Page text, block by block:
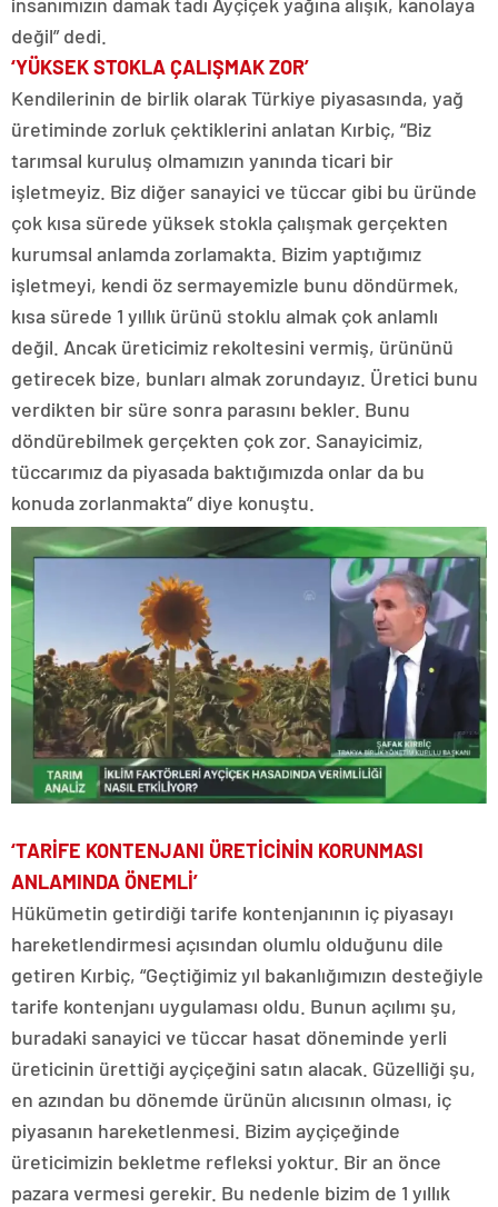
değil” dedi.
‘YÜKSEK STOKLA ÇALIŞMAK ZOR’
Kendilerinin de birlik olarak Türkiye piyasasında, yağ
üretiminde zorluk çektiklerini anlatan Kırbiç, “Biz
tarımsal kuruluş olmamızın yanında ticari bir
işletmeyiz. Biz diğer sanayici ve tüccar gibi bu üründe
çok kısa sürede yüksek stokla çalışmak gerçekten
kurumsal anlamda zorlamakta. Bizim yaptığımız
işletmeyi, kendi öz sermayemizle bunu döndürmek,
kısa sürede 1 yıllık ürünü stoklu almak çok anlamlı
değil. Ancak üreticimiz rekoltesini vermiş, ürününü
getirecek bize, bunları almak zorundayız. Üretici bunu
verdikten bir süre sonra parasını bekler. Bunu
döndürebilmek gerçekten çok zor. Sanayicimiz,
tüccarımız da piyasada baktığımızda onlar da bu
konuda zorlanmakta” diye konuştu.
‘TARİFE KONTENJANI ÜRETİCİNİN KORUNMASI
ANLAMINDA ÖNEMLİ’
Hükümetin getirdiği tarife kontenjanının iç piyasayı
hareketlendirmesi açısından olumlu olduğunu dile
getiren Kırbiç, “Geçtiğimiz yıl bakanlığımızın desteğiyle
tarife kontenjanı uygulaması oldu. Bunun açılımı şu,
buradaki sanayici ve tüccar hasat döneminde yerli
üreticinin ürettiği ayçiçeğini satın alacak. Güzelliği şu,
en azından bu dönemde ürünün alıcısının olması, iç
piyasanın hareketlenmesi. Bizim ayçiçeğinde
üreticimizin bekletme refleksi yoktur. Bir an önce
pazara vermesi gerekir. Bu nedenle bizim de 1 yıllık